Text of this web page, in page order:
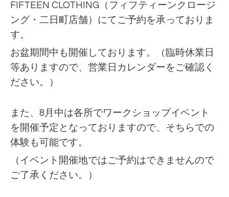
FIFTEEN CLOTHING（フィフティーンクロージ
ング・二日町店舗）にてご予約を承っておりま
す。
お盆期間中も開催しております。（臨時休業日
等ありますので、営業日カレンダーをご確認く
ださい。）
また、8月中は各所でワークショップイベント
を開催予定となっておりますので、そちらでの
体験も可能です。
（イベント開催地ではご予約はできませんので
ご了承ください。）